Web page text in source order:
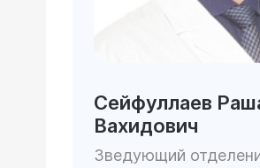
Сейфуллаев
Вахидович
Зведующий